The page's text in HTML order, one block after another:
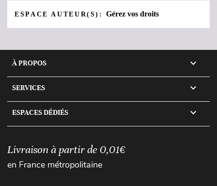
ESPACE AUTEUR(S):Gérez vos droits
À PROPOS 
SERVICES 
ESPACES DÉDIÉS 
Livraison à partir de 0,01€
en France métropolitaine